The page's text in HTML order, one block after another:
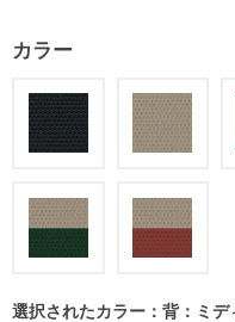
カラー
選択されたカラー：背：ミ